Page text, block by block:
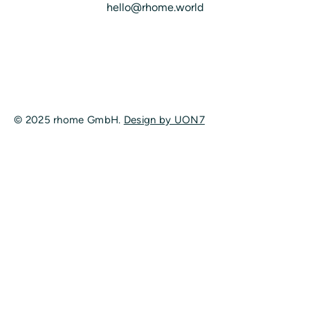
hello@rhome.world
© 2025 rhome GmbH. Design by UON7